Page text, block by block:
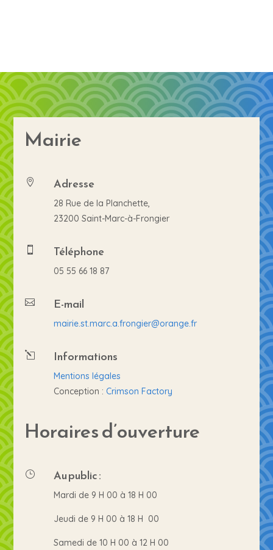
Mairie
 Adresse
28 Rue de la Planchette,
23200 Saint-Marc-à-Frongier
 Téléphone
05 55 66 18 87
 E-mail
mairie.st.marc.a.frongier@orange.fr
l Informations
Mentions légales
Conception : Crimson Factory
Horaires d’ouverture
} Au public :
Mardi de 9 H 00 à 18 H 00
Jeudi de 9 H 00 à 18 H 00
Samedi de 10 H 00 à 12 H 00